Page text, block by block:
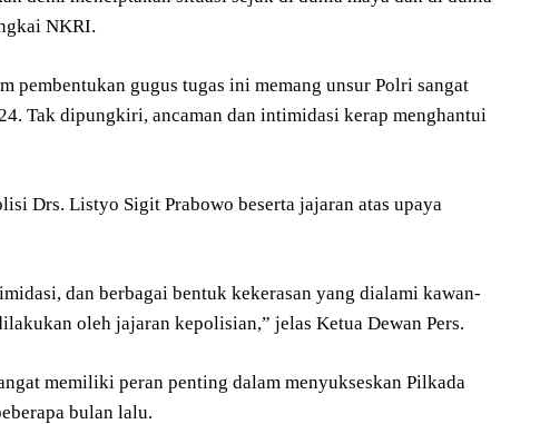
NKRI.
pembentukan gugus tugas ini memang unsur Polri sangat
Tak dipungkiri, ancaman dan intimidasi kerap menghantui
Drs. Listyo Sigit Prabowo beserta jajaran atas upaya
dan berbagai bentuk kekerasan yang dialami kawan-
oleh jajaran kepolisian,” jelas Ketua Dewan Pers.
memiliki peran penting dalam menyukseskan Pilkada
bulan lalu.